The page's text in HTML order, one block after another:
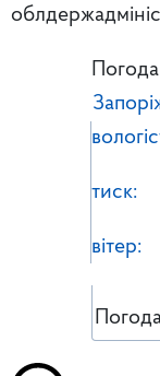
Погода
тиск:
вітер: